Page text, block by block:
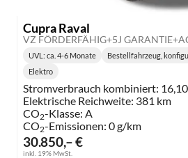
Cupra Raval
30.850,– €
inkl. 19% MwSt.
Lieferzeit:
UVL : ca. 4-6 Monate Bestellfahrzeug,
Kraftstoff:
Elektro
Stromverbrauch kombiniert:
Elektrische Reichweite: 381 km
CO2-Klasse: A
CO2-Emissionen: 0 g/km